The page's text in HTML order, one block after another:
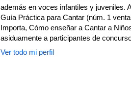
además en voces infantiles y juveniles.
Guía Práctica para Cantar (núm. 1
Importa, Cómo enseñar a Cantar a
asiduamente a participantes de
Ver todo mi perfil